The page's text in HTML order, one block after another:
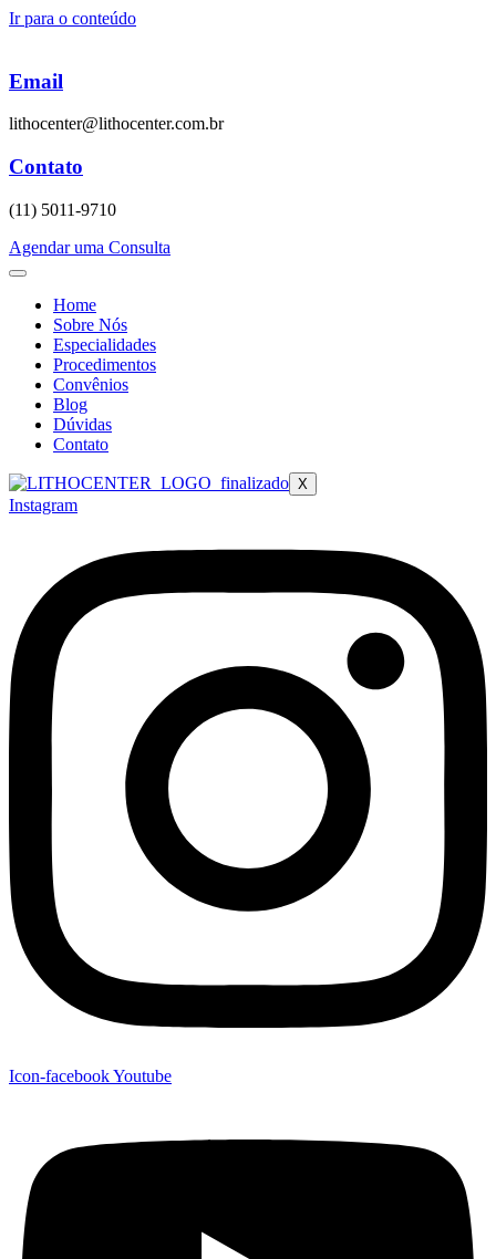
Ir para o conteúdo
Email
lithocenter@lithocenter.com.br
Contato
(11) 5011-9710
Agendar uma Consulta
Home
Sobre Nós
Especialidades
Procedimentos
Convênios
Blog
Dúvidas
Contato
X
Instagram
Icon-facebookYoutube